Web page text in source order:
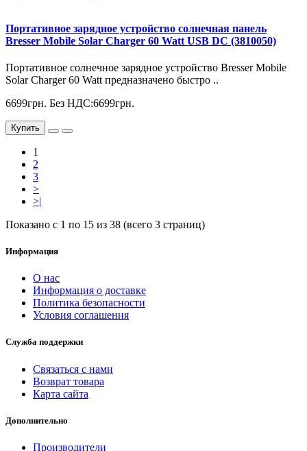
Портативное зарядное устройство солнечная панель
Bresser Mobile Solar Charger 60 Watt USB DC (3810050)
Портативное солнечное зарядное устройство Bresser Mobile
Solar Charger 60 Watt предназначено быстро ..
6699грн. Без НДС:6699грн.
Купить
1
2
3
>
>|
Показано с 1 по 15 из 38 (всего 3 страниц)
Информация
О нас
Информация о доставке
Политика безопасности
Условия соглашения
Служба поддержки
Связаться с нами
Возврат товара
Карта сайта
Дополнительно
Производители